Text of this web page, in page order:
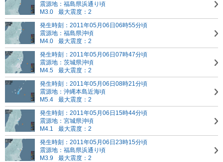
震源地：福島県浜通り頃
M3.0
最大震度：2
発生時刻：2011年05月06日06時55分頃
震源地：福島県沖頃
M4.0
最大震度：2
発生時刻：2011年05月06日07時47分頃
震源地：茨城県沖頃
M4.5
最大震度：2
発生時刻：2011年05月06日08時21分頃
震源地：沖縄本島近海頃
M5.4
最大震度：2
発生時刻：2011年05月06日15時44分頃
震源地：宮城県沖頃
M4.1
最大震度：2
発生時刻：2011年05月06日23時15分頃
震源地：福島県浜通り頃
M3.9
最大震度：2